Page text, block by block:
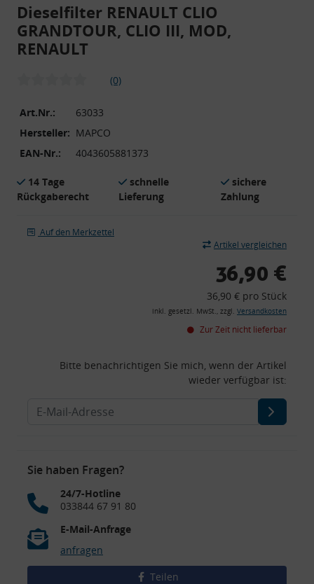
Dieselfilter RENAULT CLIO
GRANDTOUR, CLIO III, MOD,
RENAULT
(0)
Art.Nr.:
63033
Hersteller: MAPCO
EAN-Nr.:
4043605881373
14 Tage
Rückgaberecht
schnelle
Lieferung
sichere
Zahlung
Auf den Merkzettel
Artikel vergleichen
36,90 €
36,90 € pro Stück
inkl. gesetzl. MwSt., zzgl. Versandkosten
Zur Zeit nicht lieferbar
Bitte benachrichtigen Sie mich, wenn der Artikel
wieder verfügbar ist:
Sie haben Fragen?
24/7-Hotline
033844 67 91 80
E-Mail-Anfrage
anfragen
Teilen